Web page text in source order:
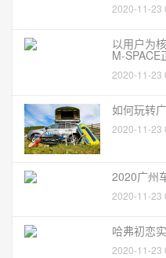
2020-11-23
以用户为
M-SPACE
2020-11-23
如何玩转
2020-11-23
2020广州
2020-11-23
哈弗初恋
2020-11-23